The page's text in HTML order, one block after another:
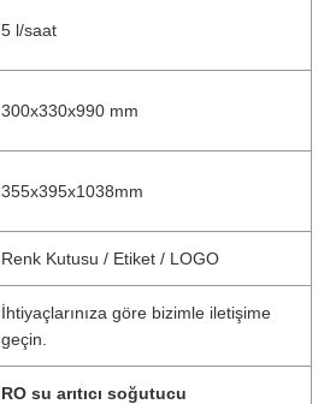
5 l/saat
300x330x990 mm
355x395x1038mm
Renk Kutusu / Etiket / LOGO
İhtiyaçlarınıza göre bizimle iletişime
geçin.
RO su arıtıcı soğutucu